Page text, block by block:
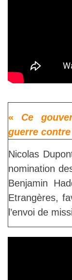
« Ce
guerre
Nicolas
nomination
Benjamin
Etrangères,
l’envoi de